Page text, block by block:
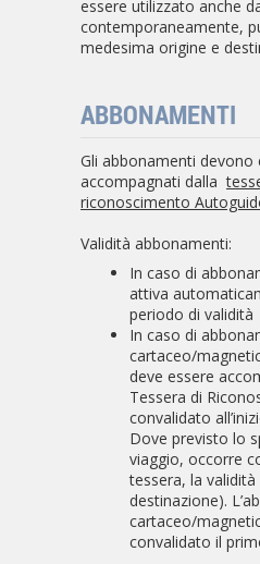
essere utilizzato anche
contemporaneamente,
medesima origine e
ABBONAMENTI
Gli abbonamenti devono
accompagnati dalla
riconoscimento
Validità abbonamenti:
In caso di
attiva
periodo di validità
In caso di
cartaceo/
deve essere
Tessera di
convalidato
Dove previsto lo
viaggio, occorre
tessera, la
destinazione).
cartaceo/
convalidato il